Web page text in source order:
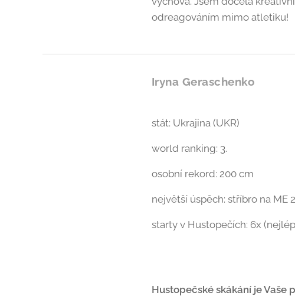
odreagováním mimo atletiku!
Iryna Geraschenko
stát: Ukrajina (UKR)
world ranking: 3.
osobní rekord: 200 cm
největší úspěch: stříbro na ME
starty v Hustopečích: 6x
Hustopečské skákání je Vaše